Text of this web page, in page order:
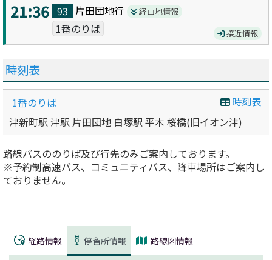
21:36 93 片田団地行 経由地情報
1番のりば 接近情報
時刻表
時刻表
1番のりば
津新町駅 津駅 片田団地 白塚駅 平木 桜橋(旧イオン津)
路線バスののりば及び行先のみご案内しております。
※予約制高速バス、コミュニティバス、降車場所はご案内し
ておりません。
経路情報 停留所情報 路線図情報